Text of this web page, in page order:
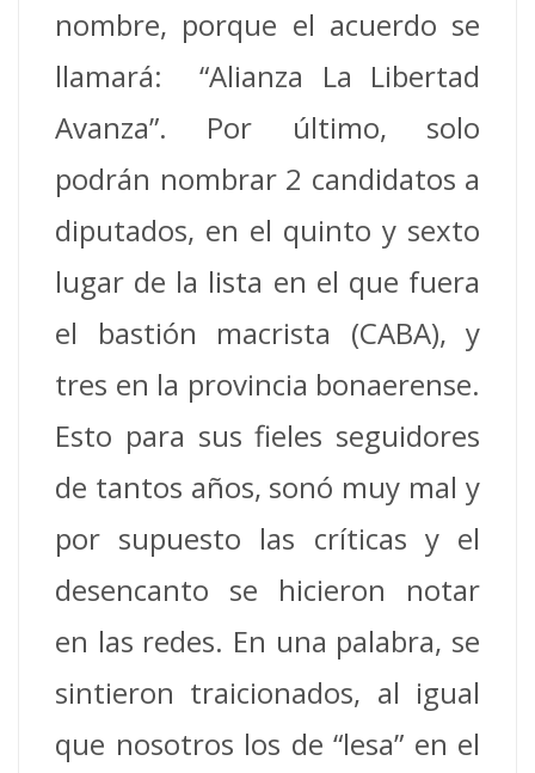
nombre, porque el acuerdo se
llamará: “Alianza La Libertad
Avanza”. Por último, solo
podrán nombrar 2 candidatos a
diputados, en el quinto y sexto
lugar de la lista en el que fuera
el bastión macrista (CABA), y
tres en la provincia bonaerense.
Esto para sus fieles seguidores
de tantos años, sonó muy mal y
por supuesto las críticas y el
desencanto se hicieron notar
en las redes. En una palabra, se
sintieron traicionados, al igual
que nosotros los de “lesa” en el